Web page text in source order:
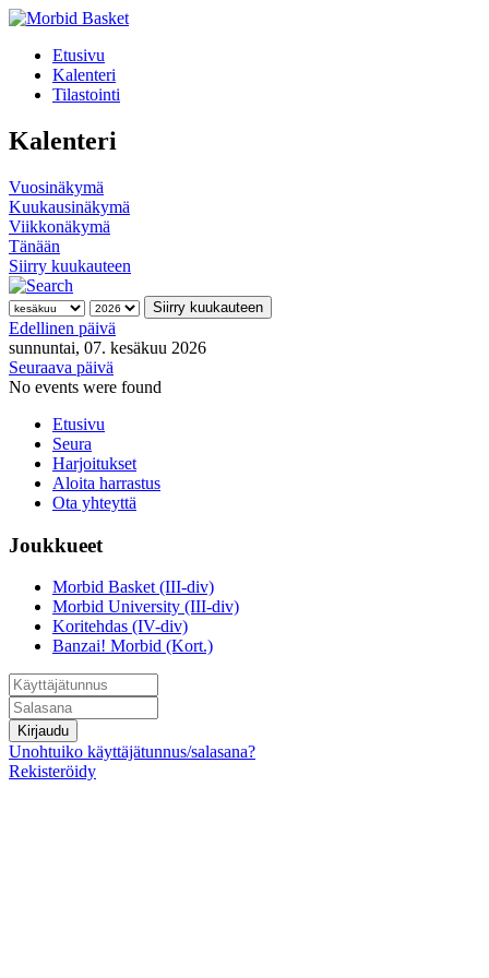
Etusivu
Kalenteri
Tilastointi
Kalenteri
Vuosinäkymä
Kuukausinäkymä
Viikkonäkymä
Tänään
Siirry kuukauteen
Siirry kuukauteen
Edellinen päivä
sunnuntai, 07. kesäkuu 2026
Seuraava päivä
No events were found
Etusivu
Seura
Harjoitukset
Aloita harrastus
Ota yhteyttä
Joukkueet
Morbid Basket (III-div)
Morbid University (III-div)
Koritehdas (IV-div)
Banzai! Morbid (Kort.)
Kirjaudu
Unohtuiko käyttäjätunnus/salasana?
Rekisteröidy